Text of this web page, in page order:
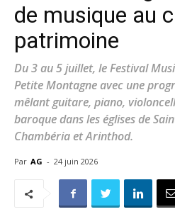
de musique au
patrimoine
Du 3 au 5 juillet, le Festival
Petite Montagne avec une
mêlant guitare, piano,
baroque dans les églises de
Chambéria et Arinthod.
Par AG - 24 juin 2026